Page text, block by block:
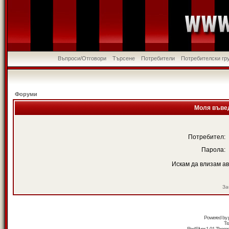
Въпроси/Отговори Търсене Потребители Потребителски
Форуми
Моля
Потребител:
Парола:
Искам да влизам
Powered by